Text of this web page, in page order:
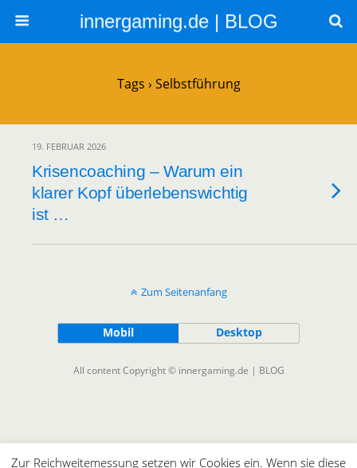
innergaming.de | BLOG
Tags › Selbstführung
19. FEBRUAR 2026
Krisencoaching – Warum ein
klarer Kopf überlebenswichtig
ist …
Zum Seitenanfang
Mobil Desktop
All content Copyright © innergaming.de | BLOG
Zur Reichweitemessung setzen wir Cookies ein. Wenn sie diese